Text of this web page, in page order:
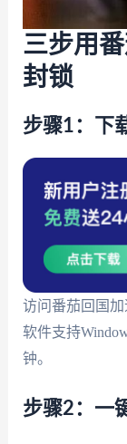
三步用
封锁
步骤1：下
访问番茄回国
软件支持
钟。
步骤2：一